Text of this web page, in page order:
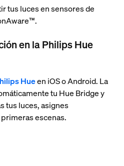
tus luces en sensores de
en la Philips Hue
Hueen iOS o Android. La
tu Hue Bridge y
tus luces, asignes
escenas.